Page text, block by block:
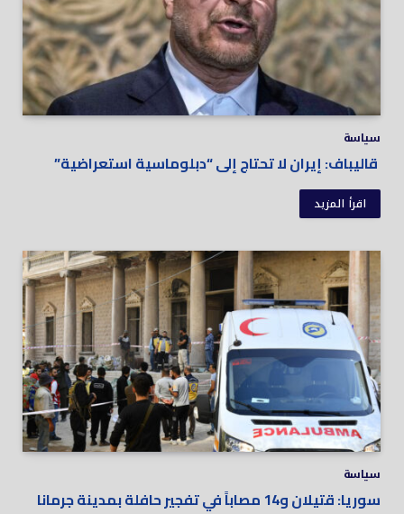
سياسة
قاليباف: إيران لا تحتاج إلى “دبلوماسية استعراضية”
اقرأ المزيد
سياسة
سوريا: قتيلان و14 مصاباً في تفجير حافلة بمدينة جرمانا